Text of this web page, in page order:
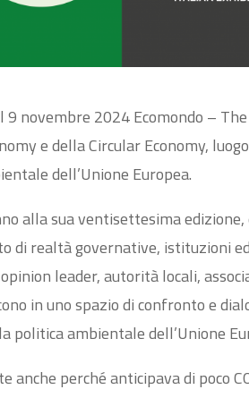
novembre 2024 Ecomondo –
e della Circular Economy,
dell’Unione Europea.
alla sua ventisettesima
di realtà governative, istituzioni
leader, autorità locali,
in uno spazio di confronto e
politica ambientale dell’Unione
anche perché anticipava di poco